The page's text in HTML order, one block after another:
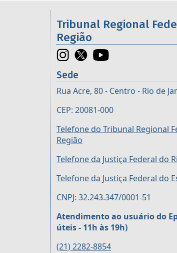
Informações úteis
Tribunal Regional
Região
Sede
Rua Acre, 80 - Centro - Rio de
CEP: 20081-000
Telefone do Tribunal Regional
Região
Telefone da Justiça Federal do
Telefone da Justiça Federal do
CNPJ: 32.243.347/0001-51
Atendimento ao usuário do
úteis - 11h às 19h)
(21) 2282-8854